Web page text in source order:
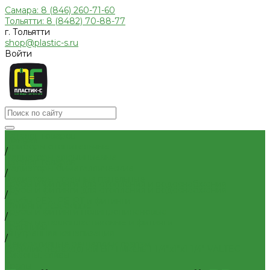
Самара: 8 (846) 260-71-60
Тольятти: 8 (8482) 70-88-77
г. Тольятти
shop@plastic-s.ru
Войти
Приборы отопительные
Радиаторы алюминиевые
Радиаторы биметаллические
Радиаторы стальные панельные
Трубы и фитинги для отопления и водоснабжения
Трубы PEX, PE-RT и фитинги
Трубы и фитинги полипропиленовые
Трубы металлопластиковые и фитинги
Внутренняя канализация
Декоративные решетки к трапам
/
/
/
/
/